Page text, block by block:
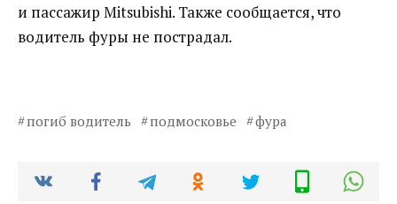
и пассажир Mitsubishi. Также сообщается, что
водитель фуры не пострадал.
погиб водитель подмосковье фура